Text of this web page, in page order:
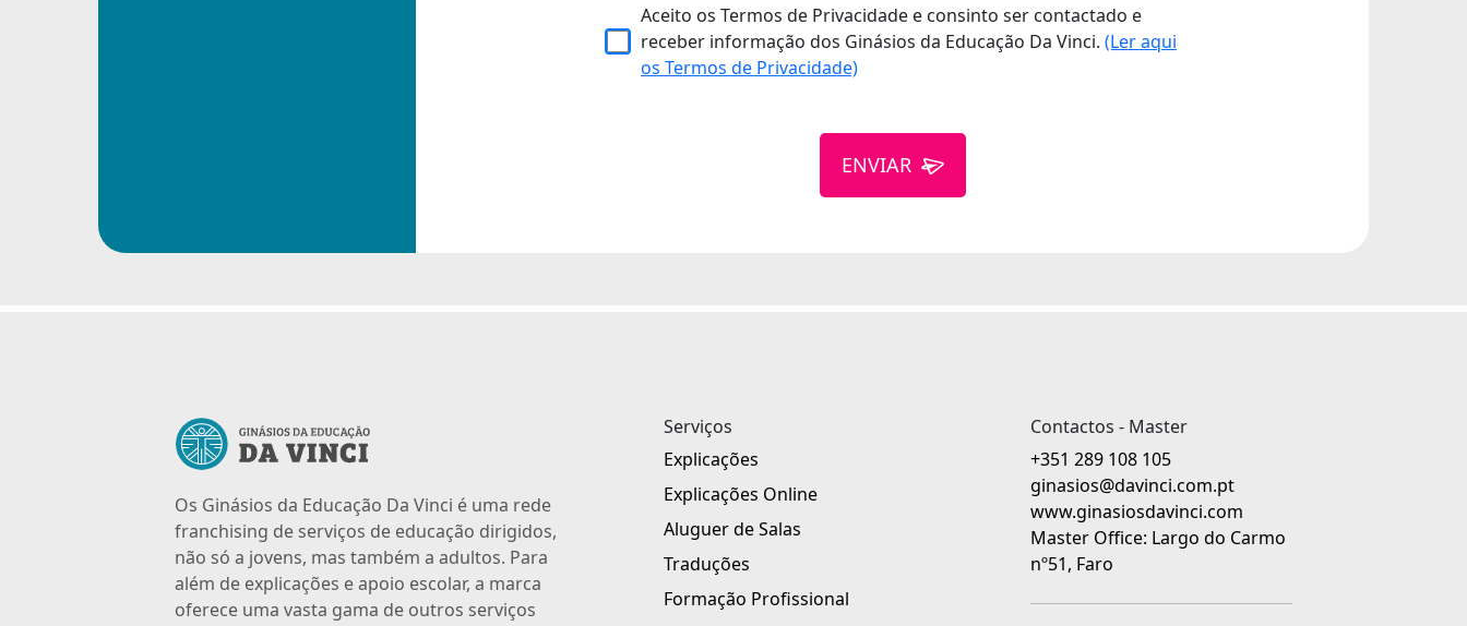
Aceito os Termos de Privacidade e consinto ser contactado e
receber informação dos Ginásios da Educação Da Vinci.(Ler aqui
os Termos de Privacidade)
ENVIAR
Os Ginásios da Educação Da Vinci é uma rede
franchising de serviços de educação dirigidos,
não só a jovens, mas também a adultos. Para
além de explicações e apoio escolar, a marca
oferece uma vasta gama de outros serviços
Serviços
Explicações
Explicações Online
Aluguer de Salas
Traduções
Formação Profissional
Contactos - Master
+351 289 108 105
ginasios@davinci.com.pt
www.ginasiosdavinci.com
Master Office: Largo do Carmo
nº51, Faro